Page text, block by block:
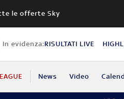
le offerte Sky
In evidenza:RISULTATI LIVE
News Video